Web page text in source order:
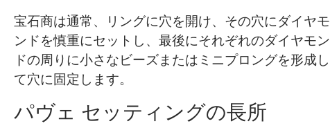
宝石商は通常、リングに穴を開け、その穴にダイヤモ
ンドを慎重にセットし、最後にそれぞれのダイヤモン
ドの周りに小さなビーズまたはミニプロングを形成し
て穴に固定します。
パヴェ セッティングの長所